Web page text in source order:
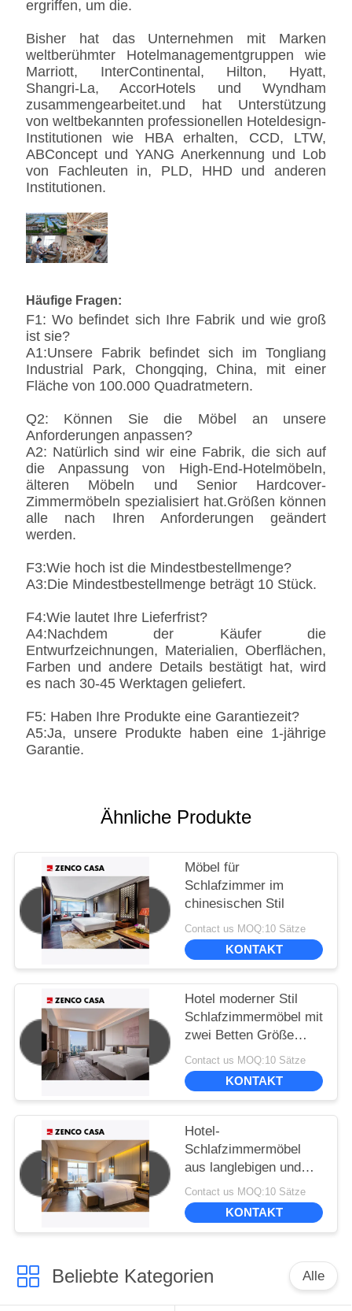
ergriffen, um die.
Bisher hat das Unternehmen mit Marken
weltberühmter Hotelmanagementgruppen wie
Marriott, InterContinental, Hilton, Hyatt,
Shangri-La, AccorHotels und Wyndham
zusammengearbeitet.und hat Unterstützung
von weltbekannten professionellen Hoteldesign-
Institutionen wie HBA erhalten, CCD, LTW,
ABConcept und YANG Anerkennung und Lob
von Fachleuten in, PLD, HHD und anderen
Institutionen.
Häufige Fragen:
F1: Wo befindet sich Ihre Fabrik und wie groß
ist sie?
A1:Unsere Fabrik befindet sich im Tongliang
Industrial Park, Chongqing, China, mit einer
Fläche von 100.000 Quadratmetern.
Q2: Können Sie die Möbel an unsere
Anforderungen anpassen?
A2: Natürlich sind wir eine Fabrik, die sich auf
die Anpassung von High-End-Hotelmöbeln,
älteren Möbeln und Senior Hardcover-
Zimmermöbeln spezialisiert hat.Größen können
alle nach Ihren Anforderungen geändert
werden.
F3:Wie hoch ist die Mindestbestellmenge?
A3:Die Mindestbestellmenge beträgt 10 Stück.
F4:Wie lautet Ihre Lieferfrist?
A4:Nachdem der Käufer die
Entwurfzeichnungen, Materialien, Oberflächen,
Farben und andere Details bestätigt hat, wird
es nach 30-45 Werktagen geliefert.
F5: Haben Ihre Produkte eine Garantiezeit?
A5:Ja, unsere Produkte haben eine 1-jährige
Garantie.
Ähnliche Produkte
Möbel für
Schlafzimmer im
chinesischen Stil
Contact us MOQ:10 Sätze
KONTAKT
Hotel moderner Stil
Schlafzimmermöbel mit
zwei Betten Größe
1500*2000mm
Contact us MOQ:10 Sätze
KONTAKT
Hotel-
Schlafzimmermöbel
aus langlebigen und
umweltfreundlichen
Materialien
Contact us MOQ:10 Sätze
KONTAKT
Beliebte Kategorien Alle